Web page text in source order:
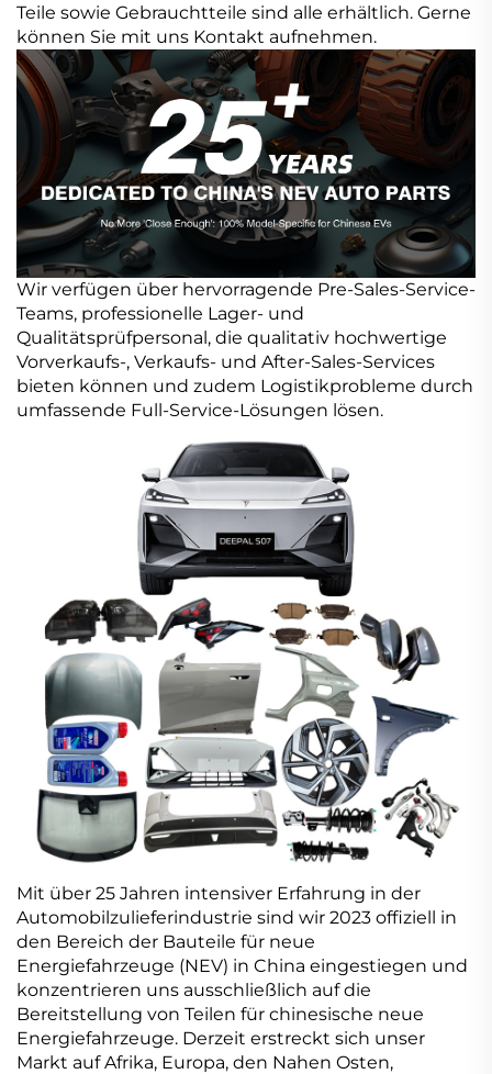
Teile sowie Gebrauchtteile sind alle erhältlich. Gerne
können Sie mit uns Kontakt aufnehmen.
Wir verfügen über hervorragende Pre-Sales-Service-
Teams, professionelle Lager- und
Qualitätsprüfpersonal, die qualitativ hochwertige
Vorverkaufs-, Verkaufs- und After-Sales-Services
bieten können und zudem Logistikprobleme durch
umfassende Full-Service-Lösungen lösen.
Mit über 25 Jahren intensiver Erfahrung in der
Automobilzulieferindustrie sind wir 2023 offiziell in
den Bereich der Bauteile für neue
Energiefahrzeuge (NEV) in China eingestiegen und
konzentrieren uns ausschließlich auf die
Bereitstellung von Teilen für chinesische neue
Energiefahrzeuge. Derzeit erstreckt sich unser
Markt auf Afrika, Europa, den Nahen Osten,